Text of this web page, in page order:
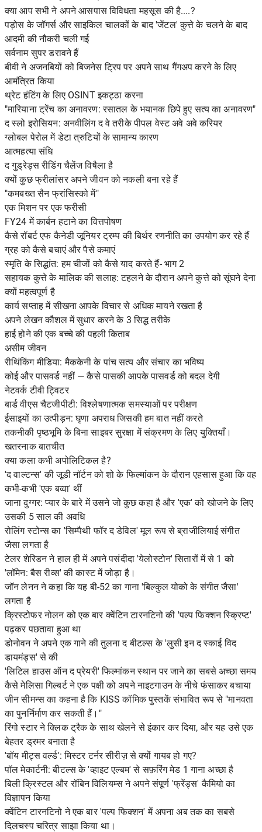
क्या आप सभी ने अपने आसपास विविधता महसूस की है....?
पड़ोस के जॉगर्स और साइकिल चालकों के बाद 'जेंटल' कुत्ते के चलने के बाद
आदमी की नौकरी चली गई
सर्वनाम सुपर डरावने हैं
बीवी ने अजनबियों को बिजनेस ट्रिप पर अपने साथ गैंगअप करने के लिए
आमंत्रित किया
थ्रेट हंटिंग के लिए OSINT इकट्ठा करना
"मारियाना ट्रेंच का अनावरण: रसातल के भयानक छिपे हुए सत्य का अनावरण"
द स्लो इरोसियन: अनवीलिंग द वे तरीके पीपल वेस्ट अवे अवे करियर
ग्लोबल पेरोल में डेटा त्रुटियों के सामान्य कारण
आत्महत्या संधि
द गुड्रेड्स रीडिंग चैलेंज विषैला है
क्यों कुछ फ्रीलांसर अपने जीवन को नकली बना रहे हैं
"कमबख्त सैन फ्रांसिस्को में"
एक मिशन पर एक फरीसी
FY24 में कार्बन हटाने का वित्तपोषण
कैसे रॉबर्ट एफ कैनेडी जूनियर ट्रम्प की बिर्थर रणनीति का उपयोग कर रहे हैं
ग्रह को कैसे बचाएं और पैसे कमाएं
स्मृति के सिद्धांत: हम चीजों को कैसे याद करते हैं- भाग 2
सहायक कुत्ते के मालिक की सलाह: टहलने के दौरान अपने कुत्ते को सूंघने देना
क्यों महत्वपूर्ण है
कार्य सप्ताह में सीखना आपके विचार से अधिक मायने रखता है
अपने लेखन कौशल में सुधार करने के 3 सिद्ध तरीके
हाई होने की एक बच्चे की पहली किताब
असीम जीवन
रीथिंकिंग मीडिया: मैककेनी के पांच सत्य और संचार का भविष्य
कोई और पासवर्ड नहीं — कैसे पासकी आपके पासवर्ड को बदल देगी
नेटवर्क टीवी ट्विटर
बार्ड वीएस चैटजीपीटी: विश्लेषणात्मक समस्याओं पर परीक्षण
ईसाइयों का उत्पीड़न: घृणा अपराध जिसकी हम बात नहीं करते
तकनीकी पृष्ठभूमि के बिना साइबर सुरक्षा में संक्रमण के लिए युक्तियाँ।
खतरनाक बातचीत
क्या कला कभी अपोलिटिकल है?
'द वाल्टन्स' की जूडी नॉर्टन को शो के फिल्मांकन के दौरान एहसास हुआ कि वह
कभी-कभी 'एक बव्वा' थीं
जाना दुग्गर: प्यार के बारे में उसने जो कुछ कहा है और 'एक' को खोजने के लिए
उसकी 5 साल की अवधि
रोलिंग स्टोन्स का 'सिम्पैथी फॉर द डेविल' मूल रूप से ब्राजीलियाई संगीत
जैसा लगता है
टेलर शेरिडन ने हाल ही में अपने पसंदीदा 'येलोस्टोन' सितारों में से 1 को
'लॉमेन: बैस रीव्स' की कास्ट में जोड़ा है।
जॉन लेनन ने कहा कि यह बी-52 का गाना 'बिल्कुल योको के संगीत जैसा'
लगता है
क्रिस्टोफर नोलन को एक बार क्वेंटिन टारनटिनो की 'पल्प फिक्शन स्क्रिप्ट'
पढ़कर पछतावा हुआ था
डोनोवन ने अपने एक गाने की तुलना द बीटल्स के 'लुसी इन द स्काई विद
डायमंड्स' से की
'लिटिल हाउस ऑन द प्रेयरी' फिल्मांकन स्थान पर जाने का सबसे अच्छा समय
कैसे मेलिसा गिल्बर्ट ने एक पक्षी को अपने नाइटगाउन के नीचे फंसाकर बचाया
जीन सीमन्स का कहना है कि KISS कॉमिक पुस्तकें संभावित रूप से "मानवता
का पुनर्निर्माण कर सकती हैं।"
रिंगो स्टार ने क्लिक ट्रैक के साथ खेलने से इंकार कर दिया, और यह उसे एक
बेहतर ड्रमर बनाता है
'बॉय मीट्स वर्ल्ड': मिस्टर टर्नर सीरीज़ से क्यों गायब हो गए?
पॉल मेकार्टनी: बीटल्स के 'व्हाइट एल्बम' से सफ़रिंग मेड 1 गाना अच्छा है
बिली क्रिस्टल और रॉबिन विलियम्स ने अपने संपूर्ण 'फ्रेंड्स' कैमियो का
विज्ञापन किया
क्वेंटिन टारनटिनो ने एक बार 'पल्प फिक्शन' में अपना अब तक का सबसे
दिलचस्प चरित्र साझा किया था।